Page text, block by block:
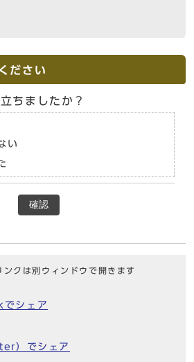
ださい
ちましたか？
い
確認
クは別ウィンドウで開きます
シェア
）でシェア